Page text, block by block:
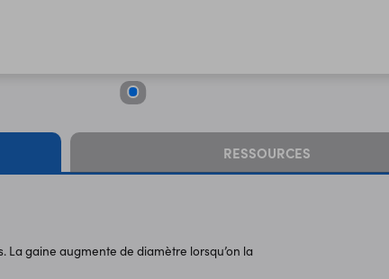
RESSOURCES
gaine augmente de diamètre lorsqu’on la